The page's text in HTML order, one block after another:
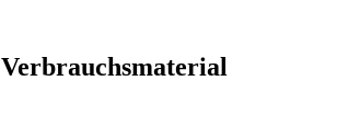
Verbrauchsmaterial